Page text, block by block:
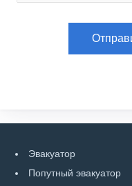
Эвакуатор
Попутный эвакуатор